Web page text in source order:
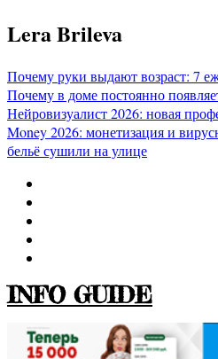
Перейти
к
Lera Brileva
Почему руки выдают возраст: 7
Почему в доме постоянно
Нейровизуалист 2026: новая
Money 2026: монетизация и
бельё сушили на улице
INFO GUIDE